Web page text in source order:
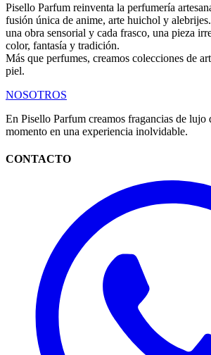
Pisello Parfum reinventa la perfumería
fusión única de anime, arte huichol y
una obra sensorial y cada frasco, una pieza
color, fantasía y tradición.
Más que perfumes, creamos colecciones de
piel.
NOSOTROS
En Pisello Parfum creamos fragancias de lujo
momento en una experiencia inolvidable.
CONTACTO